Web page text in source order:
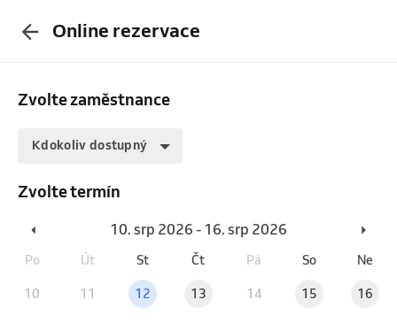
Online rezervace
Zvolte zaměstnance
Kdokoliv dostupný
Zvolte termín
10. srp 2026 - 16. srp 2026
Po Út St Čt Pá So Ne
10 11 12 13 14 15 16